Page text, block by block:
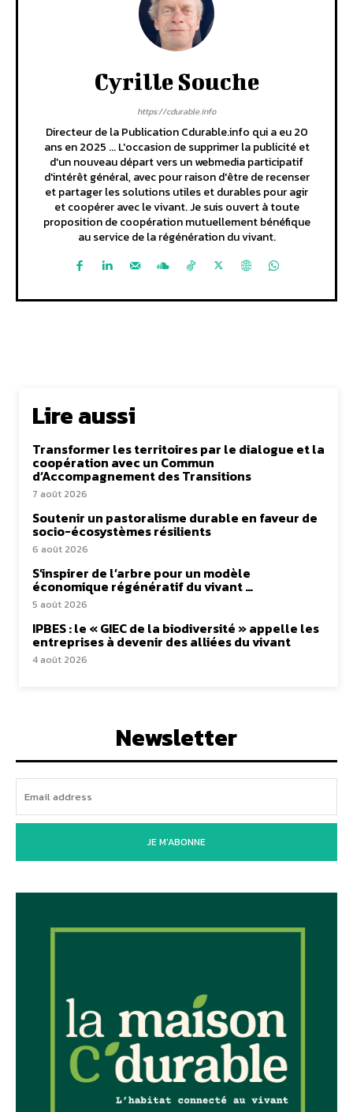
Cyrille Souche
https://cdurable.info
Directeur de la Publication Cdurable.info qui a eu 20
ans en 2025 ... L'occasion de supprimer la publicité et
d'un nouveau départ vers un webmedia participatif
d'intérêt général, avec pour raison d'être de recenser
et partager les solutions utiles et durables pour agir
et coopérer avec le vivant. Je suis ouvert à toute
proposition de coopération mutuellement bénéfique
au service de la régénération du vivant.
Lire aussi
Transformer les territoires par le dialogue et la
coopération avec un Commun
d’Accompagnement des Transitions
7 août 2026
Soutenir un pastoralisme durable en faveur de
socio-écosystèmes résilients
6 août 2026
S’inspirer de l’arbre pour un modèle
économique régénératif du vivant …
5 août 2026
IPBES : le « GIEC de la biodiversité » appelle les
entreprises à devenir des alliées du vivant
4 août 2026
Newsletter
JE M'ABONNE